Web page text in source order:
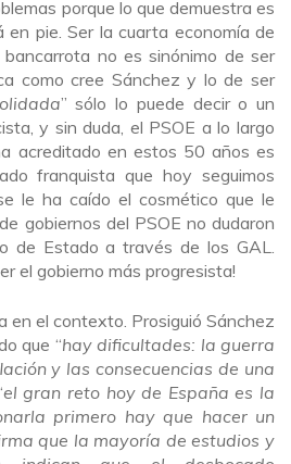
porque lo que demuestra es
pie. Ser la cuarta economía de
no es sinónimo de ser
como cree Sánchez y lo de ser
” sólo lo puede decir o un
y sin duda, el PSOE a lo largo
acreditado en estos 50 años es
franquista que hoy seguimos
le ha caído el cosmético que le
gobiernos del PSOE no dudaron
de Estado a través de los GAL.
el gobierno más progresista!
en el contexto. Prosiguió Sánchez
que “hay dificultades: la guerra
y las consecuencias de una
el gran reto hoy de España es la
primero hay que hacer un
que la mayoría de estudios y